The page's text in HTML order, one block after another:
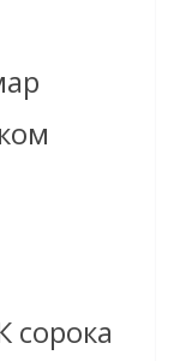
сорока